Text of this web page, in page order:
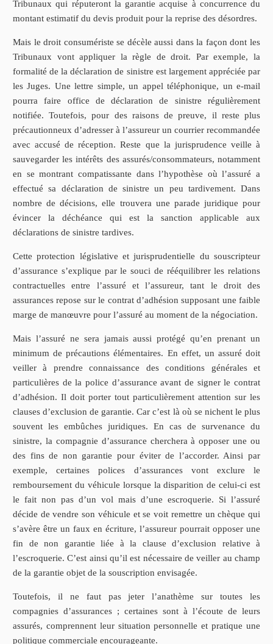
Tribunaux qui réputeront la garantie acquise à concurrence du
montant estimatif du devis produit pour la reprise des désordres.
Mais le droit consumériste se décèle aussi dans la façon dont les
Tribunaux vont appliquer la règle de droit. Par exemple, la
formalité de la déclaration de sinistre est largement appréciée par
les Juges. Une lettre simple, un appel téléphonique, un e-mail
pourra faire office de déclaration de sinistre régulièrement
notifiée. Toutefois, pour des raisons de preuve, il reste plus
précautionneux d’adresser à l’assureur un courrier recommandée
avec accusé de réception. Reste que la jurisprudence veille à
sauvegarder les intérêts des assurés/consommateurs, notamment
en se montrant compatissante dans l’hypothèse où l’assuré a
effectué sa déclaration de sinistre un peu tardivement. Dans
nombre de décisions, elle trouvera une parade juridique pour
évincer la déchéance qui est la sanction applicable aux
déclarations de sinistre tardives.
Cette protection législative et jurisprudentielle du souscripteur
d’assurance s’explique par le souci de rééquilibrer les relations
contractuelles entre l’assuré et l’assureur, tant le droit des
assurances repose sur le contrat d’adhésion supposant une faible
marge de manœuvre pour l’assuré au moment de la négociation.
Mais l’assuré ne sera jamais aussi protégé qu’en prenant un
minimum de précautions élémentaires. En effet, un assuré doit
veiller à prendre connaissance des conditions générales et
particulières de la police d’assurance avant de signer le contrat
d’adhésion. Il doit porter tout particulièrement attention sur les
clauses d’exclusion de garantie. Car c’est là où se nichent le plus
souvent les embûches juridiques. En cas de survenance du
sinistre, la compagnie d’assurance cherchera à opposer une ou
des fins de non garantie pour éviter de l’accorder. Ainsi par
exemple, certaines polices d’assurances vont exclure le
remboursement du véhicule lorsque la disparition de celui-ci est
le fait non pas d’un vol mais d’une escroquerie. Si l’assuré
décide de vendre son véhicule et se voit remettre un chèque qui
s’avère être un faux en écriture, l’assureur pourrait opposer une
fin de non garantie liée à la clause d’exclusion relative à
l’escroquerie. C’est ainsi qu’il est nécessaire de veiller au champ
de la garantie objet de la souscription envisagée.
Toutefois, il ne faut pas jeter l’anathème sur toutes les
compagnies d’assurances ; certaines sont à l’écoute de leurs
assurés, comprennent leur situation personnelle et pratique une
politique commerciale encourageante.